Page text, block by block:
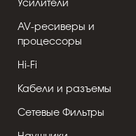
Усилители
AV-ресиверы и
процессоры
Hi-Fi
Кабели и разъемы
Сетевые Фильтры